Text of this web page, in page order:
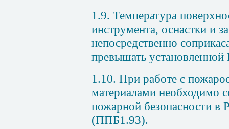
1.9. Температура
инструмента, оснастки и
непосредственно
превышать
1.10. При работе с
материалами необходимо
пожарной безопасности в
(ППБ1.93).